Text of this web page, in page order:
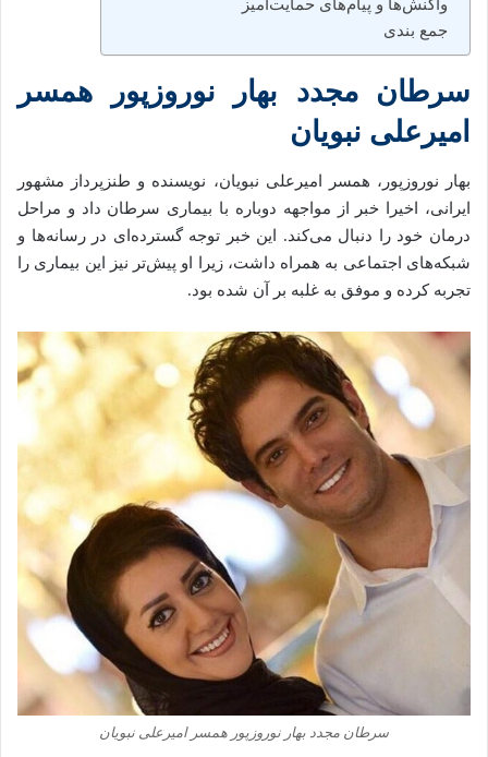
واکنش‌ها و پیام‌های حمایت‌آمیز
جمع‌ بندی
سرطان مجدد بهار نوروزپور همسر
امیرعلی نبویان
بهار نوروزپور، همسر امیرعلی نبویان، نویسنده و طنزپرداز مشهور
ایرانی، اخیرا خبر از مواجهه دوباره با بیماری سرطان داد و مراحل
درمان خود را دنبال می‌کند. این خبر توجه گسترده‌ای در رسانه‌ها و
شبکه‌های اجتماعی به همراه داشت، زیرا او پیش‌تر نیز این بیماری را
تجربه کرده و موفق به غلبه بر آن شده بود.
سرطان مجدد بهار نوروزپور همسر امیرعلی نبویان